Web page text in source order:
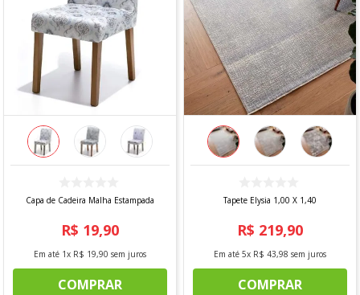
Capa de Cadeira Malha Estampada
R$ 19,90
Em até 1x R$ 19,90 sem juros
COMPRAR
Tapete Elysia 1,00 X 1,40
R$ 219,90
Em até 5x R$ 43,98 sem juros
COMPRAR